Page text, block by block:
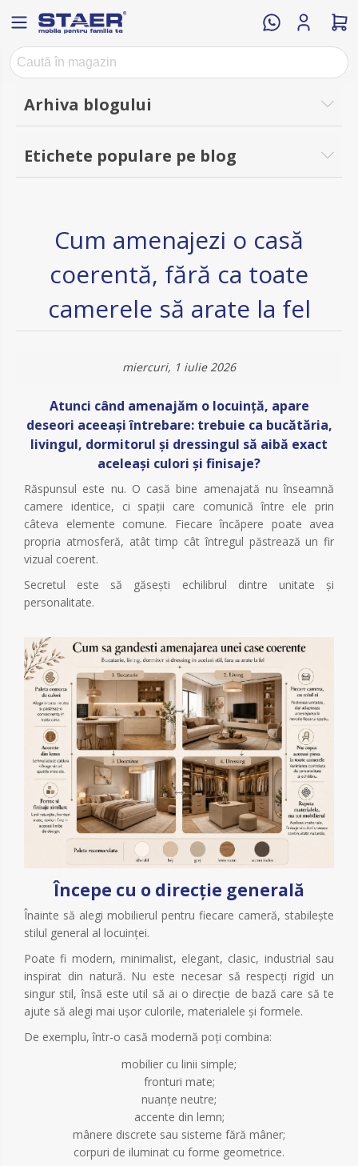
Arhiva blogului
Etichete populare pe blog
Cum amenajezi o casă
coerentă, fără ca toate
camerele să arate la fel
miercuri, 1 iulie 2026
Atunci când amenajăm o locuință, apare
deseori aceeași întrebare: trebuie ca bucătăria,
livingul, dormitorul și dressingul să aibă exact
aceleași culori și finisaje?
Răspunsul este nu. O casă bine amenajată nu înseamnă
camere identice, ci spații care comunică între ele prin
câteva elemente comune. Fiecare încăpere poate avea
propria atmosferă, atât timp cât întregul păstrează un fir
vizual coerent.
Secretul este să găsești echilibrul dintre unitate și
personalitate.
Începe cu o direcție generală
Înainte să alegi mobilierul pentru fiecare cameră, stabilește
stilul general al locuinței.
Poate fi modern, minimalist, elegant, clasic, industrial sau
inspirat din natură. Nu este necesar să respecți rigid un
singur stil, însă este util să ai o direcție de bază care să te
ajute să alegi mai ușor culorile, materialele și formele.
De exemplu, într-o casă modernă poți combina:
mobilier cu linii simple;
fronturi mate;
nuanțe neutre;
accente din lemn;
mânere discrete sau sisteme fără mâner;
corpuri de iluminat cu forme geometrice.